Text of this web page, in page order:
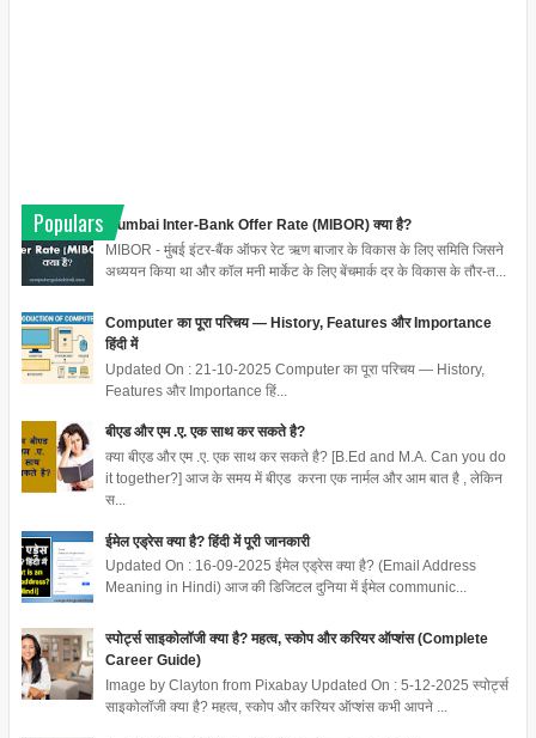
Populars
Mumbai Inter-Bank Offer Rate (MIBOR) क्या है?
MIBOR - मुंबई इंटर-बैंक ऑफर रेट ऋण बाजार के विकास के लिए समिति जिसने
अध्ययन किया था और कॉल मनी मार्केट के लिए बेंचमार्क दर के विकास के तौर-त...
Computer का पूरा परिचय — History, Features और Importance
हिंदी में
Updated On : 21-10-2025 Computer का पूरा परिचय — History,
Features और Importance हिं...
बीएड और एम .ए. एक साथ कर सकते है?
क्या बीएड और एम .ए. एक साथ कर सकते है? [B.Ed and M.A. Can you do
it together?] आज के समय में बीएड करना एक नार्मल और आम बात है , लेकिन
स...
ईमेल एड्रेस क्या है? हिंदी में पूरी जानकारी
Updated On : 16-09-2025 ईमेल एड्रेस क्या है? (Email Address
Meaning in Hindi) आज की डिजिटल दुनिया में ईमेल communic...
स्पोर्ट्स साइकोलॉजी क्या है? महत्व, स्कोप और करियर ऑप्शंस (Complete
Career Guide)
Image by Clayton from Pixabay Updated On : 5-12-2025 स्पोर्ट्स
साइकोलॉजी क्या है? महत्व, स्कोप और करियर ऑप्शंस कभी आपने ...